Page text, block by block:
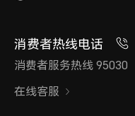
消费者热线电话
消费者服务热线 95030
在线客服